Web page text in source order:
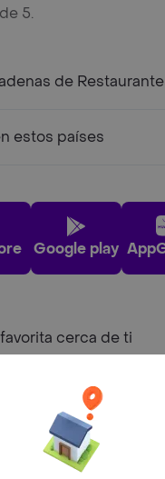
5.
de
estos países
Google play
cerca de ti